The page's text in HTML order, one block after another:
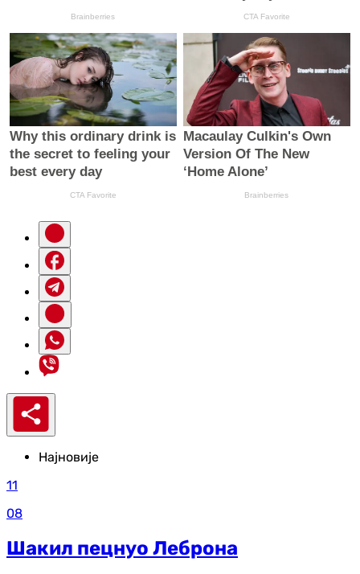
Најновије
11
08
Шакил пецнуо Леброна